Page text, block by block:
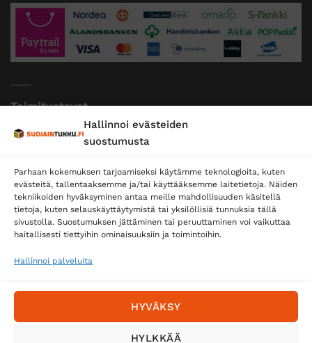
Hallinnoi evästeiden
suostumusta
Parhaan kokemuksen tarjoamiseksi käytämme teknologioita, kuten
evästeitä, tallentaaksemme ja/tai käyttääksemme laitetietoja. Näiden
tekniikoiden hyväksyminen antaa meille mahdollisuuden käsitellä
tietoja, kuten selauskäyttäytymistä tai yksilöllisiä tunnuksia tällä
sivustolla. Suostumuksen jättäminen tai peruuttaminen voi vaikuttaa
haitallisesti tiettyihin ominaisuuksiin ja toimintoihin.
Hallinnoi palveluita
HYVÄKSY
HYLKKÄÄ
Toimitustavat
Posti
Postnord
Tilaa uutiskirje ja saat erikoisalennuksia